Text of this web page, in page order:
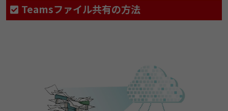
Teamsファイル共有の方法